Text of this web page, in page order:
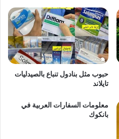
حبوب مثل بنادول تنباع بالصيدليات
تايلاند
معلومات السفارات العربية في
بانكوك